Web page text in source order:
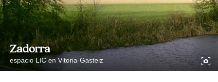
Zadorra
espacio LIC en Vitoria-Gasteiz